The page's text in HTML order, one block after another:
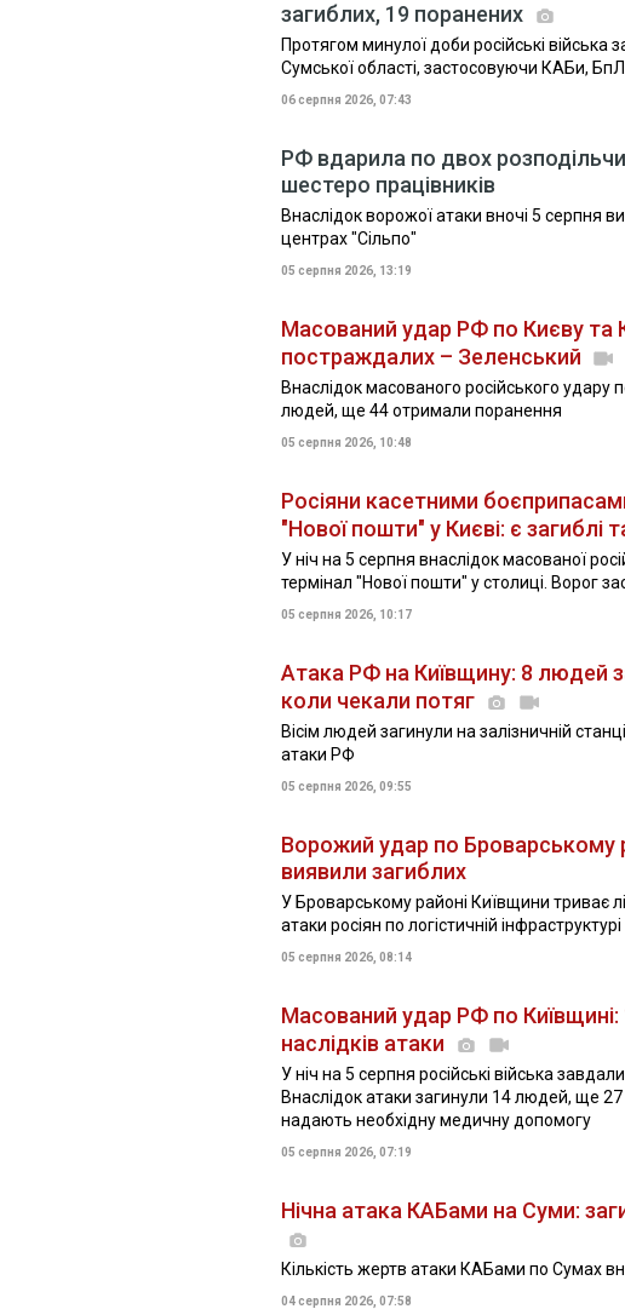
загиблих, 19 поранених
Протягом минулої доби російські
Сумської області, застосовуючи КАБи,
06 серпня 2026, 07:43
РФ вдарила по двох
шестеро працівників
Внаслідок ворожої атаки вночі 5 серпня
центрах "Сільпо"
05 серпня 2026, 13:19
Масований удар РФ по Києву та
постраждалих – Зеленський
Внаслідок масованого російського удару
людей, ще 44 отримали поранення
05 серпня 2026, 10:48
Росіяни касетними
"Нової пошти" у Києві: є загиблі
У ніч на 5 серпня внаслідок масованої
термінал "Нової пошти" у столиці. Ворог
05 серпня 2026, 10:17
Атака РФ на Київщину: 8 людей
коли чекали потяг
Вісім людей загинули на залізничній
атаки РФ
05 серпня 2026, 09:55
Ворожий удар по Броварському
виявили загиблих
У Броварському районі Київщини триває
атаки росіян по логістичній інфраструктурі
05 серпня 2026, 08:14
Масований удар РФ по Київщині:
наслідків атаки
У ніч на 5 серпня російські війська
Внаслідок атаки загинули 14 людей, ще
надають необхідну медичну допомогу
05 серпня 2026, 07:19
Нічна атака КАБами на Суми:
Кількість жертв атаки КАБами по Сумах
04 серпня 2026, 07:58